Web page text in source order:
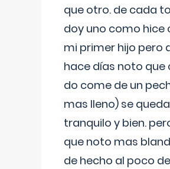
que otro. de cada
doy uno como hice
mi primer hijo pero
hace días noto que
do come de un
mas lleno) se queda
tranquilo y bien.
que noto mas
de hecho al poco de